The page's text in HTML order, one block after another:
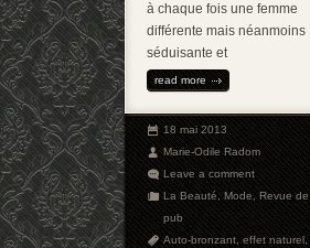
à chaque fois une femme
différente mais néanmoins
séduisante et
read more
18 mai 2013
Marie-Odile Radom
Leave a comment
La Beauté,Mode,Revue de
pub
Auto-bronzant,effet naturel,